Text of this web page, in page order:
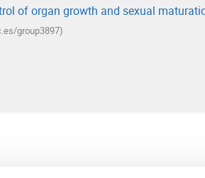
of organ growth and sexual
group3897)